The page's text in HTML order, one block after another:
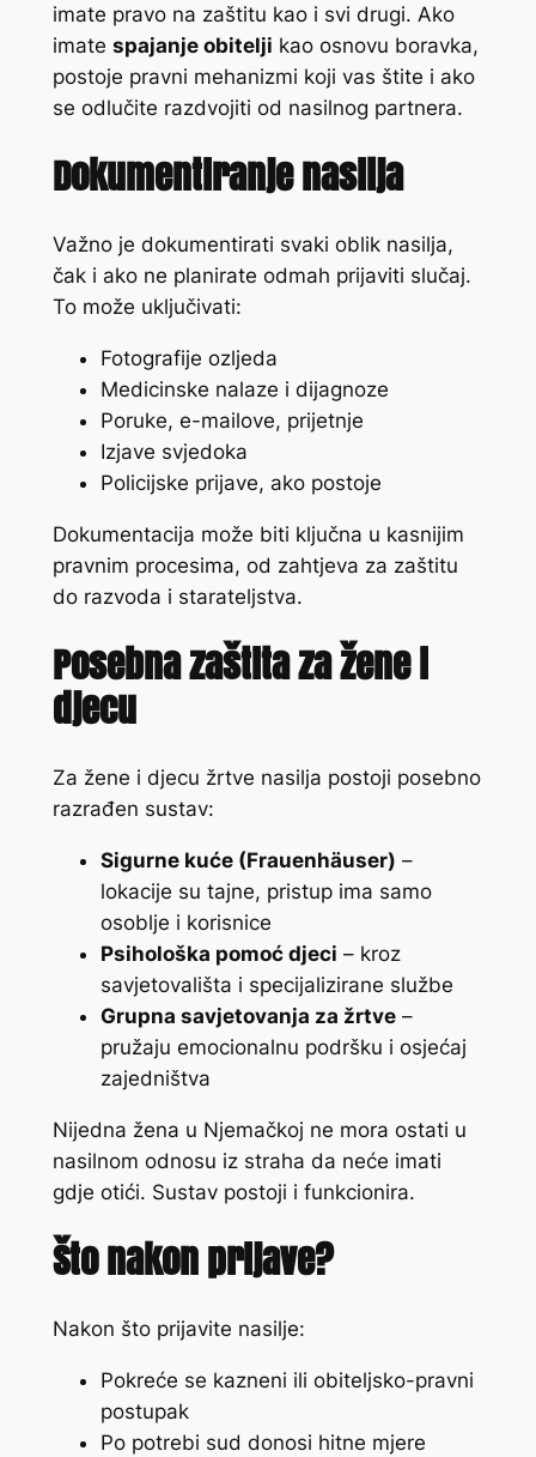
imate pravo na zaštitu kao i svi drugi. Ako
imate spajanje obitelji kao osnovu boravka,
postoje pravni mehanizmi koji vas štite i ako
se odlučite razdvojiti od nasilnog partnera.
Dokumentiranje nasilja
Važno je dokumentirati svaki oblik nasilja,
čak i ako ne planirate odmah prijaviti slučaj.
To može uključivati:
Fotografije ozljeda
Medicinske nalaze i dijagnoze
Poruke, e-mailove, prijetnje
Izjave svjedoka
Policijske prijave, ako postoje
Dokumentacija može biti ključna u kasnijim
pravnim procesima, od zahtjeva za zaštitu
do razvoda i starateljstva.
Posebna zaštita za žene i
djecu
Za žene i djecu žrtve nasilja postoji posebno
razrađen sustav:
Sigurne kuće (Frauenhäuser) –
lokacije su tajne, pristup ima samo
osoblje i korisnice
Psihološka pomoć djeci – kroz
savjetovališta i specijalizirane službe
Grupna savjetovanja za žrtve–
pružaju emocionalnu podršku i osjećaj
zajedništva
Nijedna žena u Njemačkoj ne mora ostati u
nasilnom odnosu iz straha da neće imati
gdje otići. Sustav postoji i funkcionira.
Što nakon prijave?
Nakon što prijavite nasilje:
Pokreće se kazneni ili obiteljsko-pravni
postupak
Po potrebi sud donosi hitne mjere